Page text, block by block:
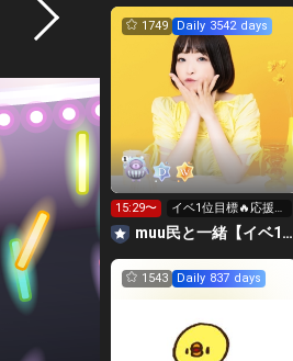
1749 Daily 3542 days
15:29〜
イベ1位目標🔥応援お
願いします🩷️
muu民と一緒【イベ1位目標🔥🔥🔥お休み中🥹】
1543 Daily 837 days